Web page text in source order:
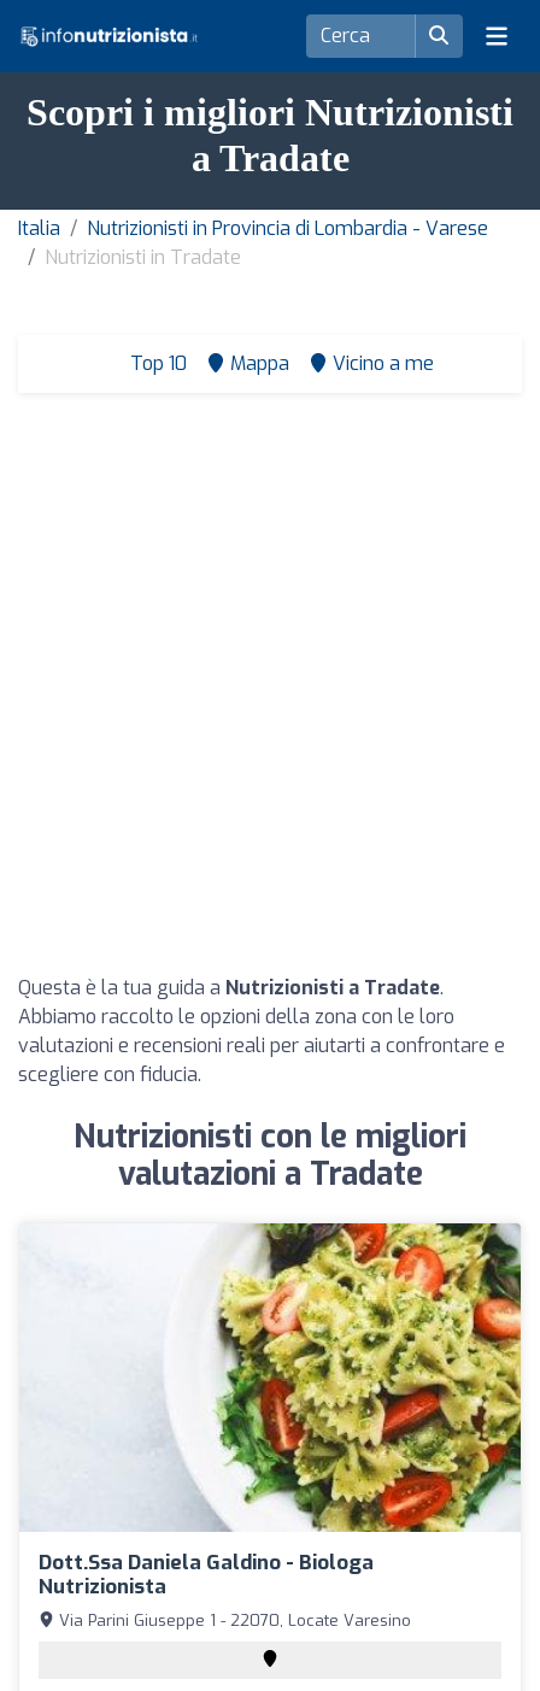
Scopri i migliori Nutrizionisti
a Tradate
Italia
Nutrizionisti in Provincia di Lombardia - Varese
Nutrizionisti in Tradate
Top 10 Mappa Vicino a me
Questa è la tua guida a Nutrizionisti a Tradate.
Abbiamo raccolto le opzioni della zona con le loro
valutazioni e recensioni reali per aiutarti a confrontare e
scegliere con fiducia.
Nutrizionisti con le migliori
valutazioni a Tradate
Dott.ssa Daniela Galdino - Biologa
Nutrizionista
Via Parini Giuseppe 1 - 22070, Locate Varesino